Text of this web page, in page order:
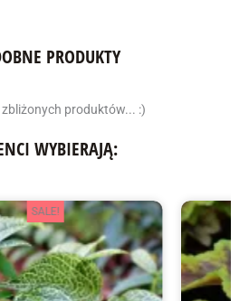
PRODUKTY
produktów... :)
WYBIERAJĄ:
SALE!